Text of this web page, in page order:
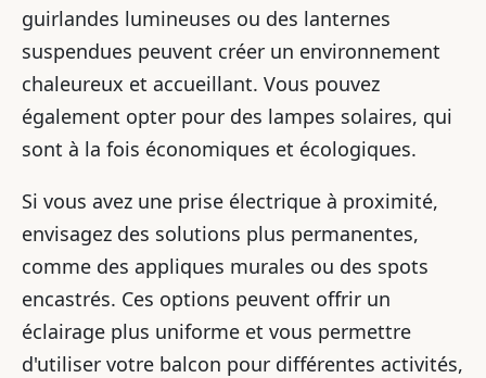
guirlandes lumineuses ou des lanternes
suspendues peuvent créer un environnement
chaleureux et accueillant. Vous pouvez
également opter pour des lampes solaires, qui
sont à la fois économiques et écologiques.
Si vous avez une prise électrique à proximité,
envisagez des solutions plus permanentes,
comme des appliques murales ou des spots
encastrés. Ces options peuvent offrir un
éclairage plus uniforme et vous permettre
d'utiliser votre balcon pour différentes activités,